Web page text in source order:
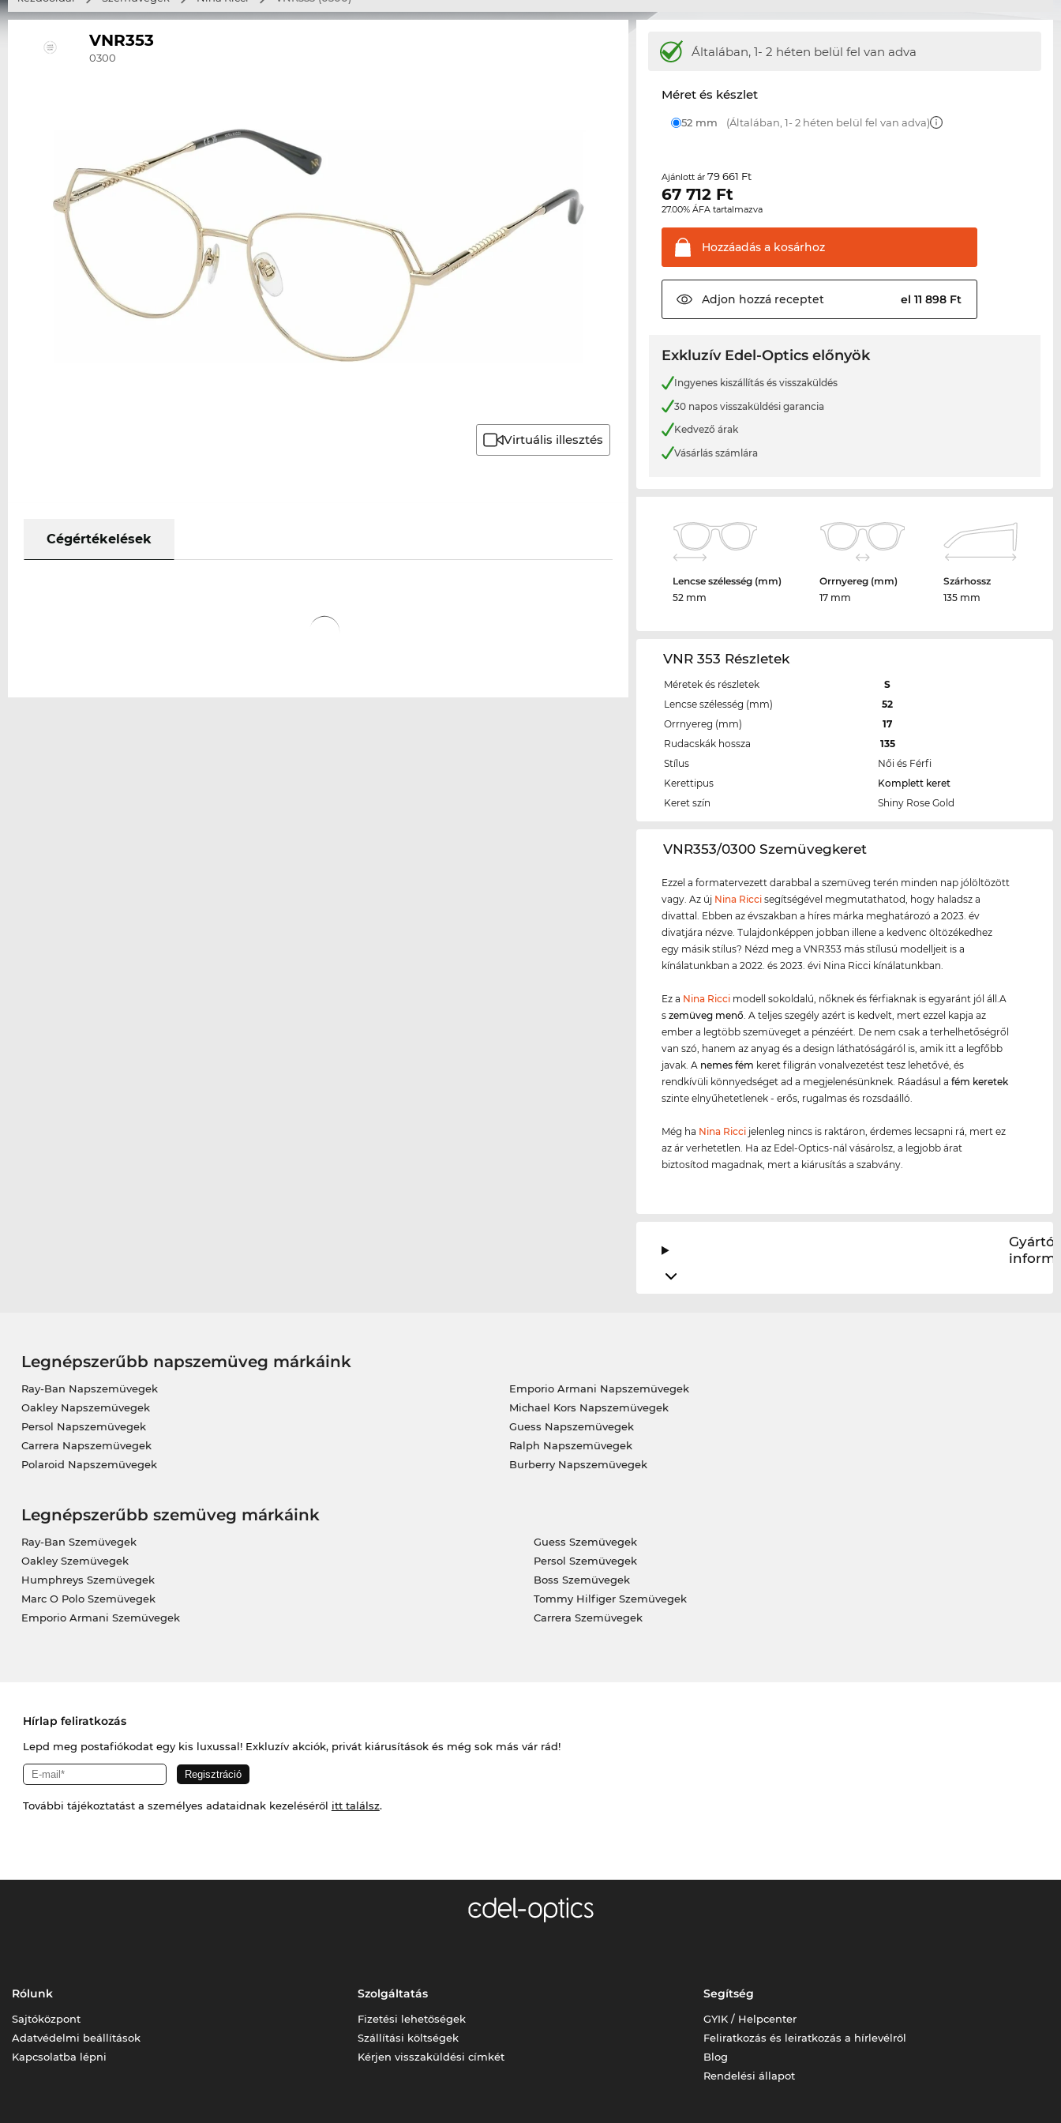
VNR353
0300
Virtuális illesztés
Cégértékelések
Általában, 1- 2 héten belül fel van adva
Méret és készlet
52 mm (Általában, 1- 2 héten belül fel van adva)
Ajánlott ár79 661 Ft
67 712 Ft
27.00% ÁFA tartalmazva
Hozzáadás a kosárhoz
Adjon hozzá receptet el 11 898 Ft
Exkluzív Edel-Optics előnyök
Ingyenes kiszállítás és visszaküldés
30 napos visszaküldési garancia
Kedvező árak
Vásárlás számlára
Lencse szélesség (mm)
52 mm
Orrnyereg (mm)
17 mm
Szárhossz
135 mm
VNR 353 Részletek
Méretek és részletek
S
Lencse szélesség (mm)
52
Orrnyereg (mm)
17
Rudacskák hossza
135
Stílus
Női és Férfi
Kerettipus
Komplett keret
Keret szín
Shiny Rose Gold
‌VNR353/0300 Szemüvegkeret
Ezzel a formatervezett darabbal a szemüveg terén minden nap jólöltözött
vagy. Az új Nina Ricci segítségével megmutathatod, hogy haladsz a
divattal. Ebben az évszakban a híres márka meghatározó a 2023. év
divatjára nézve. Tulajdonképpen jobban illene a kedvenc öltözékedhez
egy másik stílus? Nézd meg a VNR353 más stílusú modelljeit is a
kínálatunkban a 2022. és 2023. évi Nina Ricci kínálatunkban.
Ez a Nina Ricci modell sokoldalú, nőknek és férfiaknak is egyaránt jól áll.A
szemüveg menő. A teljes szegély azért is kedvelt, mert ezzel kapja az
ember a legtöbb szemüveget a pénzéért. De nem csak a terhelhetőségről
van szó, hanem az anyag és a design láthatóságáról is, amik itt a legfőbb
javak. A nemes fém keret filigrán vonalvezetést tesz lehetővé, és
rendkívüli könnyedséget ad a megjelenésünknek. Ráadásul afém keretek
szinte elnyűhetetlenek - erős, rugalmas és rozsdaálló.
Még ha Nina Ricci jelenleg nincs is raktáron, érdemes lecsapni rá, mert ez
az ár verhetetlen. Ha az Edel-Optics-nál vásárolsz, a legjobb árat
biztosítod magadnak, mert a kiárusítás a szabvány.
Gyártói
Legnépszerűbb napszemüveg márkáink
Ray-Ban Napszemüvegek
Oakley Napszemüvegek
Persol Napszemüvegek
Carrera Napszemüvegek
Polaroid Napszemüvegek
Emporio Armani Napszemüvegek
Michael Kors Napszemüvegek
Guess Napszemüvegek
Ralph Napszemüvegek
Burberry Napszemüvegek
Legnépszerűbb szemüveg márkáink
Ray-Ban Szemüvegek
Oakley Szemüvegek
Humphreys Szemüvegek
Marc O Polo Szemüvegek
Emporio Armani Szemüvegek
Guess Szemüvegek
Persol Szemüvegek
Boss Szemüvegek
Tommy Hilfiger Szemüvegek
Carrera Szemüvegek
Hírlap feliratkozás
Lepd meg postafiókodat egy kis luxussal! Exkluzív akciók, privát kiárusítások és még sok más vár rád!
További tájékoztatást a személyes adataidnak kezeléséről itt találsz.
Rólunk
Sajtóközpont
Adatvédelmi beállítások
Kapcsolatba lépni
Szolgáltatás
Fizetési lehetőségek
Szállítási költségek
Kérjen visszaküldési címkét
Segítség
GYIK / Helpcenter
Feliratkozás és leiratkozás a hírlevélről
Blog
Rendelési állapot